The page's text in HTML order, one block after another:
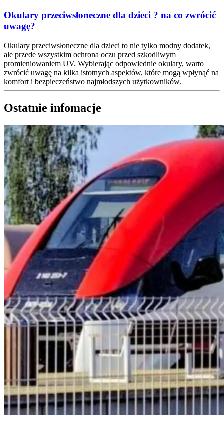
Okulary przeciwsłoneczne dla dzieci ? na co zwrócić
uwagę?
Okulary przeciwsłoneczne dla dzieci to nie tylko modny dodatek,
ale przede wszystkim ochrona oczu przed szkodliwym
promieniowaniem UV. Wybierając odpowiednie okulary, warto
zwrócić uwagę na kilka istotnych aspektów, które mogą wpłynąć na
komfort i bezpieczeństwo najmłodszych użytkowników.
Ostatnie infomacje